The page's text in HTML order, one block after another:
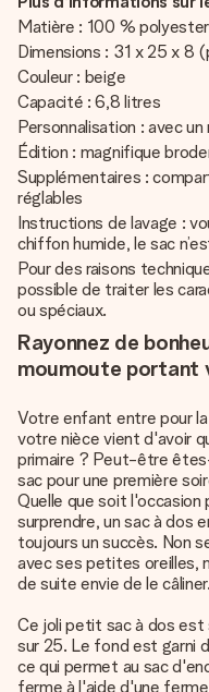
Matière : 100 % polyester
Dimensions : 31 x 25 x 8
Couleur : beige
Capacité : 6,8 litres
Personnalisation : avec
Édition : magnifique
Supplémentaires :
réglables
Instructions de lavage :
chiffon humide, le sac
Pour des raisons
possible de traiter les
ou spéciaux.
Rayonnez de
moumoute portant
Votre enfant entre pour
votre nièce vient d'avoir
primaire ? Peut-être
sac pour une première
Quelle que soit l'occasion
surprendre, un sac à dos
toujours un succès. Non
avec ses petites oreilles,
de suite envie de le câliner.
Ce joli petit sac à dos
sur 25. Le fond est garni
ce qui permet au sac
ferme à l'aide d'une